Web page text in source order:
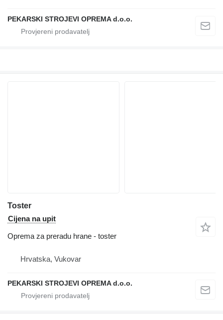
PEKARSKI STROJEVI OPREMA d.o.o.
Toster
Cijena na upit
Oprema za preradu hrane - toster
Hrvatska, Vukovar
PEKARSKI STROJEVI OPREMA d.o.o.